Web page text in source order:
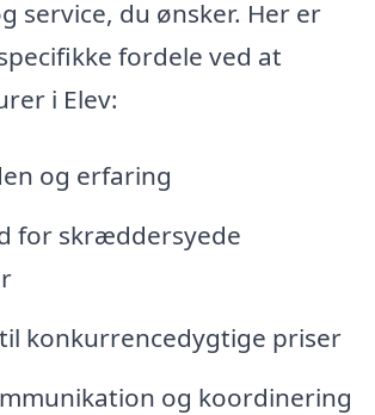
service, du ønsker. Her er
fordele ved at
i Elev:
og erfaring
for skræddersyede
konkurrencedygtige priser
og koordinering